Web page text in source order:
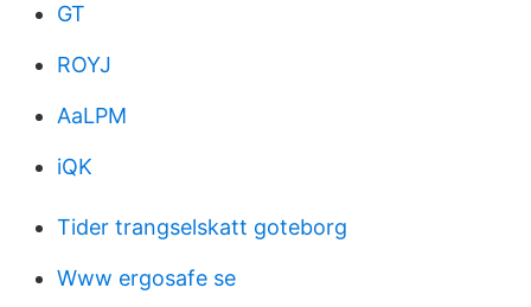
GT
ROYJ
AaLPM
iQK
Tider trangselskatt goteborg
Www ergosafe se